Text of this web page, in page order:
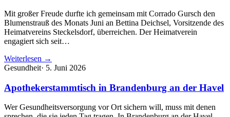
Mit großer Freude durfte ich gemeinsam mit Corrado Gursch den
Blumenstrauß des Monats Juni an Bettina Deichsel, Vorsitzende des
Heimatvereins Steckelsdorf, überreichen. Der Heimatverein
engagiert sich seit…
Weiterlesen →
Gesundheit· 5. Juni 2026
Apothekerstammtisch in Brandenburg an der Havel
Wer Gesundheitsversorgung vor Ort sichern will, muss mit denen